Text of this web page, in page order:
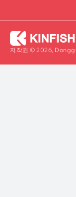
저작권 © 2026,